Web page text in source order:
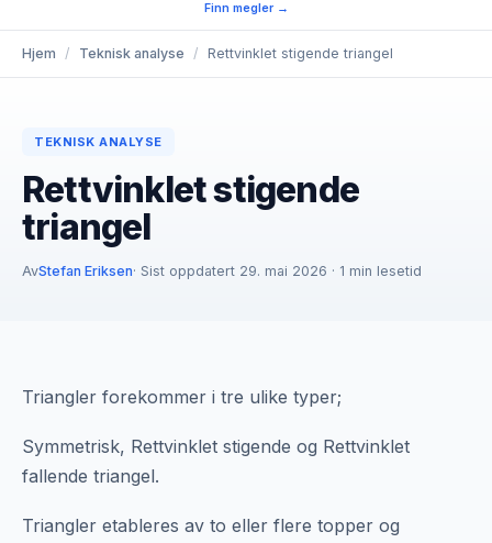
Finn megler →
Hjem / Teknisk analyse / Rettvinklet stigende triangel
TEKNISK ANALYSE
Rettvinklet stigende
triangel
AvStefan Eriksen· Sist oppdatert 29. mai 2026 · 1 min lesetid
Triangler forekommer i tre ulike typer;
Symmetrisk, Rettvinklet stigende og Rettvinklet
fallende triangel.
Triangler etableres av to eller flere topper og